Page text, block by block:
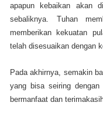
apapun kebaikan akan
sebaliknya. Tuhan
memberikan kekuatan
telah disesuaikan dengan
Pada akhirnya, semakin
yang bisa seiring dengan
bermanfaat dan